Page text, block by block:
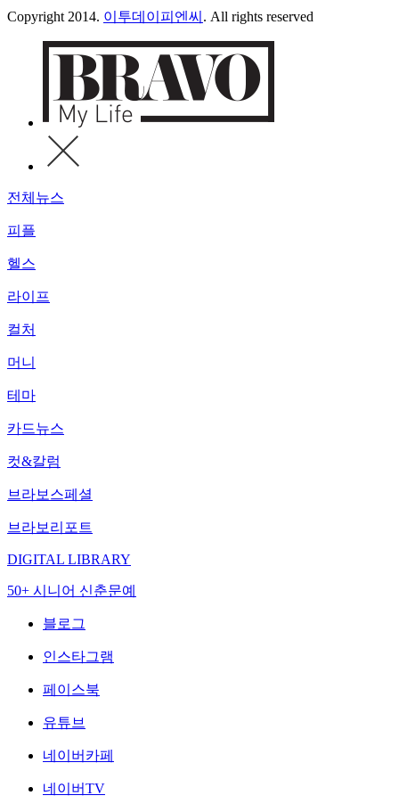
Copyright 2014. 이투데이피엔씨 . All rights reserved
전체뉴스
피플
헬스
라이프
컬처
머니
테마
카드뉴스
컷&칼럼
브라보스페셜
브라보리포트
DIGITAL LIBRARY
50+ 시니어 신춘문예
블로그
인스타그램
페이스북
유튜브
네이버카페
네이버TV